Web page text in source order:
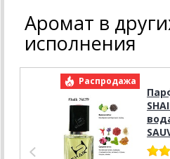
Аромат в
исполнения
Распродажа
мл.